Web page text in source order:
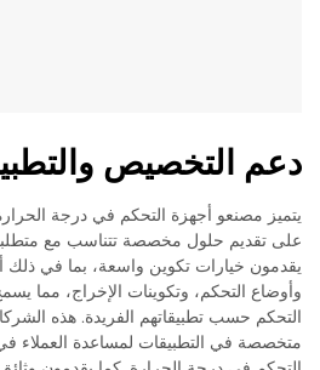
دعم التخصيص
على تقديم حلول مخصصة تتناسب مع
يقدمون خيارات تكوين واسعة، بما في ذلك
وأوضاع التحكم، وتكوينات الإخراج، مما
التحكم حسب تطبيقاتهم الفريدة. هذه
متخصصة في التطبيقات لمساعدة العملاء